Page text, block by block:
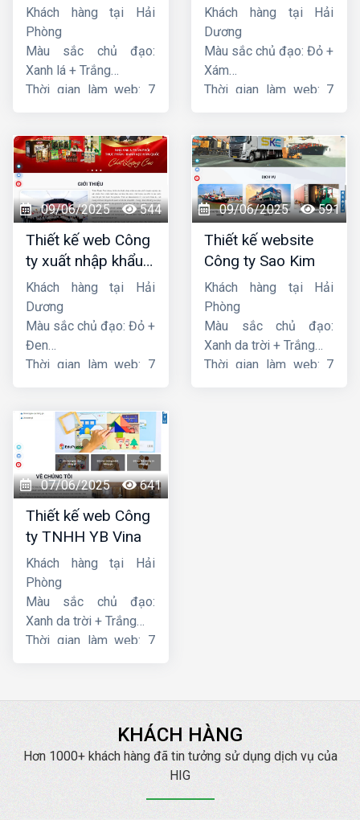
Hoàng
Khách hàng tại Hải
Phòng
Màu sắc chủ đạo:
Xanh lá + Trắng
Thời gian làm web: 7
Phát
Khách hàng tại Hải
Dương
Màu sắc chủ đạo: Đỏ +
Xám
Thời gian làm web: 7
09/06/2025 544
Thiết kế web Công
ty xuất nhập khẩu
Thiên Thuận Phát
Khách hàng tại Hải
Dương
Màu sắc chủ đạo: Đỏ +
Đen
Thời gian làm web: 7
09/06/2025 591
Thiết kế website
Công ty Sao Kim
Khách hàng tại Hải
Phòng
Màu sắc chủ đạo:
Xanh da trời + Trắng
Thời gian làm web: 7
07/06/2025 641
Thiết kế web Công
ty TNHH YB Vina
Khách hàng tại Hải
Phòng
Màu sắc chủ đạo:
Xanh da trời + Trắng
Thời gian làm web: 7
KHÁCH HÀNG
Hơn 1000+ khách hàng đã tin tưởng sử dụng dịch vụ của
HIG